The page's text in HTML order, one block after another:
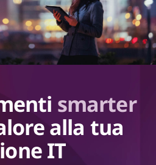
smarter
alla tua
IT